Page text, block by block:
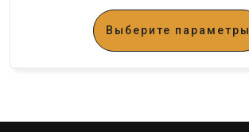
Выберите параметры